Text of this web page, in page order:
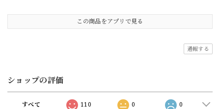
この商品をアプリで見る
通報する
ショップの評価
すべて 110 0 0